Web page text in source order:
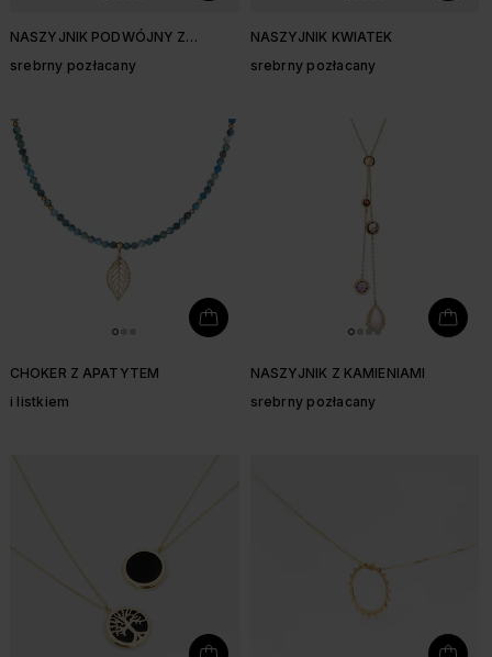
NASZYJNIK PODWÓJNY Z
srebrny pozłacany
NASZYJNIK KWIATEK
srebrny pozłacany
CHOKER Z APATYTEM
i listkiem
NASZYJNIK Z KAMIENIAMI
srebrny pozłacany